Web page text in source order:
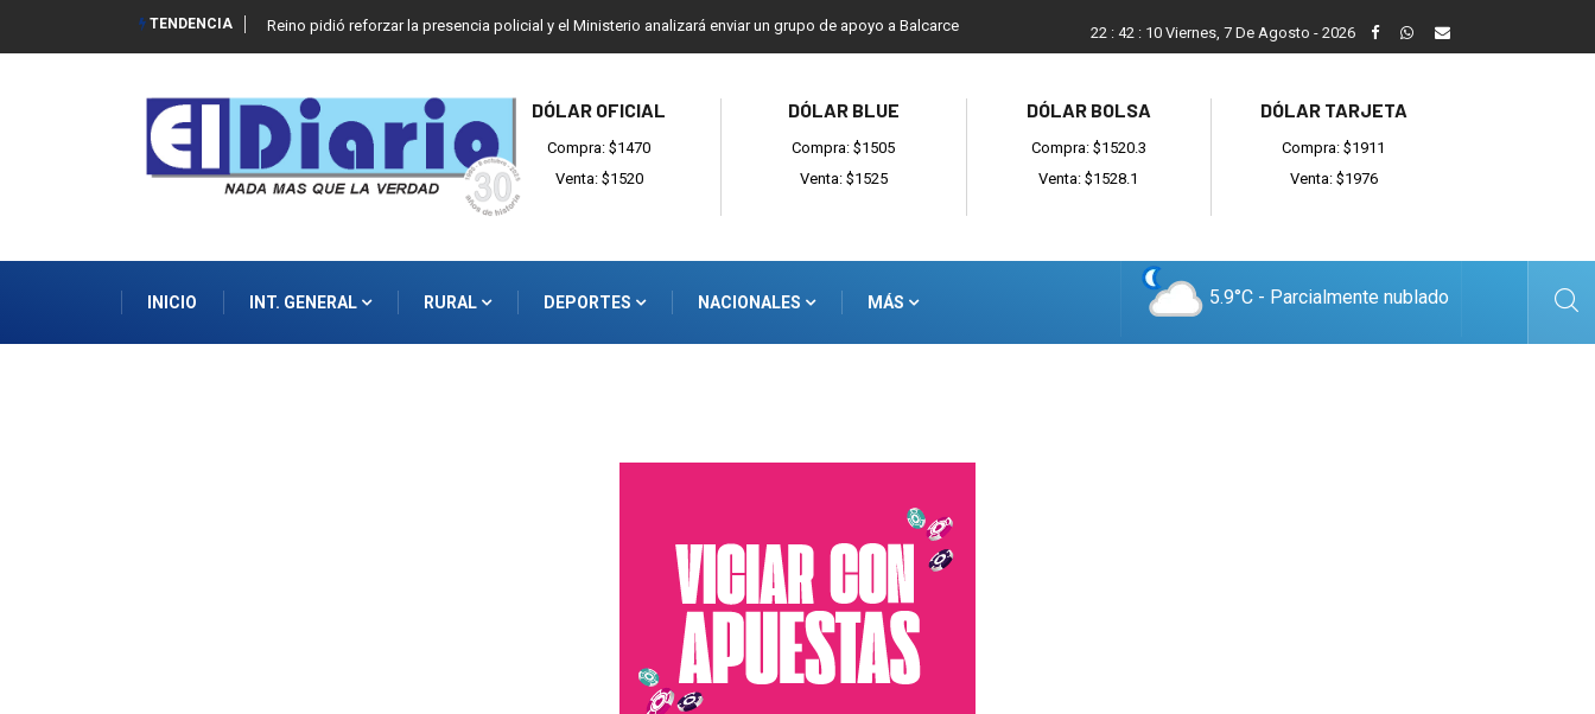
TENDENCIA Reino pidió reforzar la presencia policial y el Ministerio analizará enviar un grupo de apoyo a Balcarce Vecinos, instituciones y concejales se manifestaron contra
22 : 42 : 11 Viernes, 7 De Agosto - 2026
DÓLAR OFICIAL
Compra: $1470
Venta: $1520
DÓLAR BLUE
Compra: $1505
Venta: $1525
DÓLAR BOLSA
Compra: $1520.3
Venta: $1528.1
DÓLAR TARJETA
Compra: $1911
Venta: $1976
INICIO INT. GENERAL RURAL DEPORTES NACIONALES MÁS 5.9°C - Parcialmente nublado